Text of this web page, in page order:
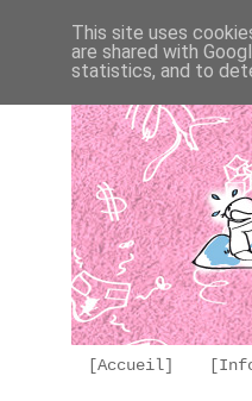
[Accueil]
This site uses
are shared with
statistics, and to